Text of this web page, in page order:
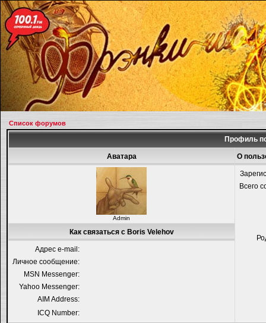
Список форумов
Профиль
Аватара О
Admin
Всего
Как связаться с Boris Velehov
Адрес e-mail:
Личное сообщение:
MSN Messenger:
Yahoo Messenger:
AIM Address:
ICQ Number: